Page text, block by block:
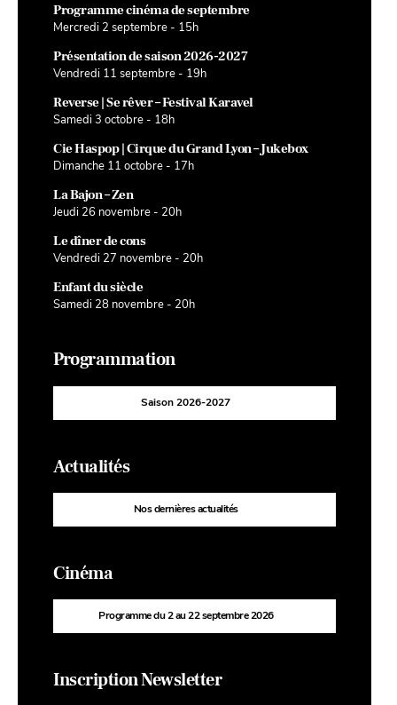
Programme cinéma de septembre
Mercredi 2 septembre - 15h
Présentation de saison 2026-2027
Vendredi 11 septembre - 19h
Reverse | Se rêver – Festival Karavel
Samedi 3 octobre - 18h
Cie Haspop | Cirque du Grand Lyon – Jukebox
Dimanche 11 octobre - 17h
La Bajon – Zen
Jeudi 26 novembre - 20h
Le dîner de cons
Vendredi 27 novembre - 20h
Enfant du siècle
Samedi 28 novembre - 20h
Programmation
Saison 2026-2027
Actualités
Nos dernières actualités
Cinéma
Programme du 2 au 22 septembre 2026
Inscription Newsletter